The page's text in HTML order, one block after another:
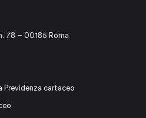
78 – 00185 Roma
Previdenza cartaceo